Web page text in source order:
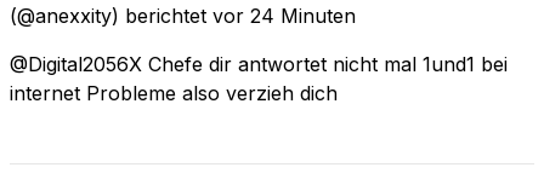
(@anexxity) berichtet vor 24 Minuten
@Digital2056X Chefe dir antwortet nicht mal 1und1 bei
internet Probleme also verzieh dich